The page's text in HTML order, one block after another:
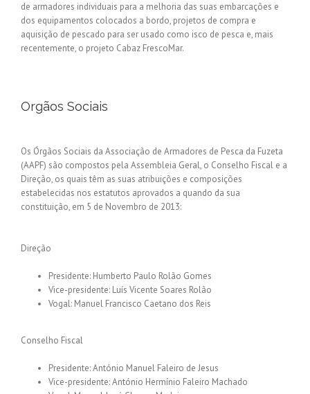
de armadores individuais para a melhoria das suas embarcações e
dos equipamentos colocados a bordo, projetos de compra e
aquisição de pescado para ser usado como isco de pesca e, mais
recentemente, o projeto Cabaz FrescoMar.
Orgãos Sociais
Os Órgãos Sociais da Associação de Armadores de Pesca da Fuzeta
(AAPF) são compostos pela Assembleia Geral, o Conselho Fiscal e a
Direção, os quais têm as suas atribuições e composições
estabelecidas nos estatutos aprovados a quando da sua
constituição, em 5 de Novembro de 2013:
Direção
Presidente: Humberto Paulo Rolão Gomes
Vice-presidente: Luís Vicente Soares Rolão
Vogal: Manuel Francisco Caetano dos Reis
Conselho Fiscal
Presidente: António Manuel Faleiro de Jesus
Vice-presidente: António Hermínio Faleiro Machado